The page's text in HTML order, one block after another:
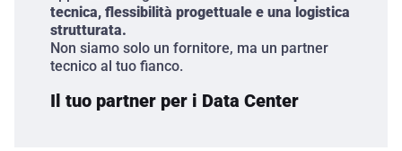
tecnica, flessibilità progettuale e una logistica
strutturata.
Non siamo solo un fornitore, ma un partner
tecnico al tuo fianco.
Il tuo partner per i Data Center